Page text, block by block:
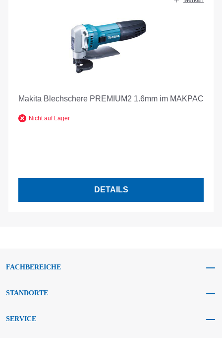
Makita Blechschere PREMIUM2 1.6mm im MAKPAC
Nicht auf Lager
DETAILS
FACHBEREICHE
STANDORTE
SERVICE